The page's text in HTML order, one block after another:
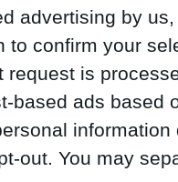
advertising by
to confirm your
request is
based ads based
out. You may
de
expresión